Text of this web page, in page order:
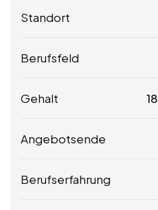
Standort
Berufsfeld
Gehalt 18
Angebotsende
Berufserfahrung